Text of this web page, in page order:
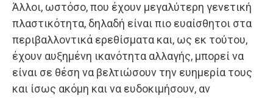
Άλλοι, ωστόσο, που έχουν μεγαλύτερη γενετική
πλαστικότητα, δηλαδή είναι πιο ευαίσθητοι στα
περιβαλλοντικά ερεθίσματα και, ως εκ τούτου,
έχουν αυξημένη ικανότητα αλλαγής, μπορεί να
είναι σε θέση να βελτιώσουν την ευημερία τους
και ίσως ακόμη και να ευδοκιμήσουν, αν